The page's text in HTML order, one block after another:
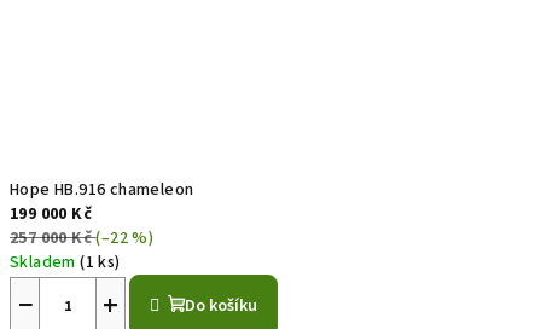
Hope HB.916 chameleon
199 000 Kč
257 000 Kč(–22 %)
Skladem(1 ks)
+
− Do košíku